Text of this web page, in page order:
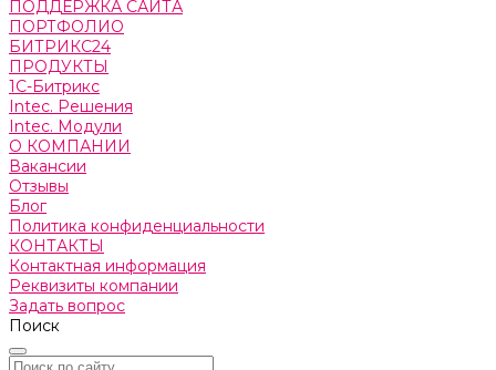
ПОДДЕРЖКА САЙТА
ПОРТФОЛИО
БИТРИКС24
ПРОДУКТЫ
1С-Битрикс
Intec. Решения
Intec. Модули
О КОМПАНИИ
Вакансии
Отзывы
Блог
Политика конфиденциальности
КОНТАКТЫ
Контактная информация
Реквизиты компании
Задать вопрос
Поиск